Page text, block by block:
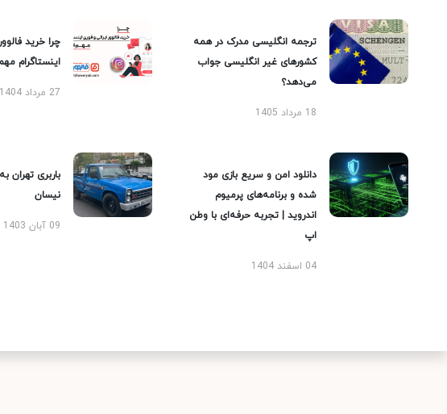
ترجمه انگلیسی مدرک در همه
کشورهای غیر انگلیسی جواب
می‌دهد؟
18 مرداد 1405
چرا خرید
اینستاگرام
27 مرداد 1404
دانلود امن و سریع بازی مود
شده و برنامه‌های پرمیوم
اندروید | تجربه حرفه‌ای با وطن
اپ
04 اسفند 1404
باربری تهران
نیسان
09 آبان 1403